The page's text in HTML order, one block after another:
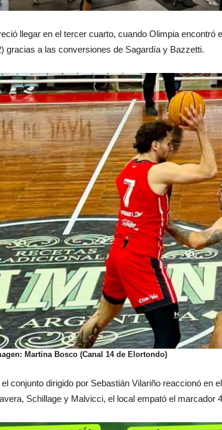
llegar en el tercer cuarto, cuando Olimpia
gracias a las conversiones de Sagardía y Bazzetti.
Martina Bosco (Canal 14 de Elortondo)
conjunto dirigido por Sebastián Vilariño reaccionó en
Schillage y Malvicci, el local empató el marcador